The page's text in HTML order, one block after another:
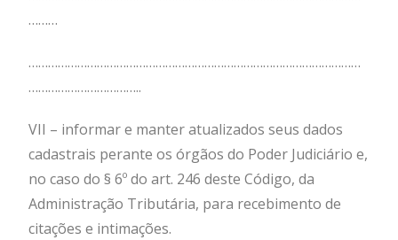
………
…………………………………………………………………………………………
……………………………..
VII – informar e manter atualizados seus dados
cadastrais perante os órgãos do Poder Judiciário e,
no caso do § 6º do art. 246 deste Código, da
Administração Tributária, para recebimento de
citações e intimações.